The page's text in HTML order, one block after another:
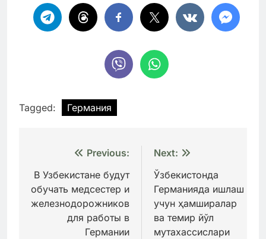
Tagged: Германия
Навигация
по
записям
Previous:
В Узбекистане будут
обучать медсестер и
железнодорожников
для работы в
Германии
Next:
Ўзбекистонда
Германияда ишлаш
учун ҳамширалар
ва темир йўл
мутахассислари